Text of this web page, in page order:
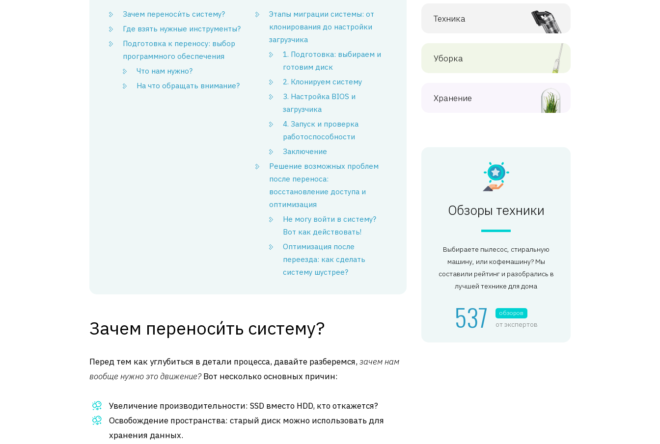
Зачем переноси́ть систему?
Где взять нужные инструменты?
Подготовка к переносу: выбор
программного обеспечения
Что нам нужно?
На что обращать внимание?
Этапы миграции системы: от
клонирования до настройки
загрузчика
1. Подготовка: выбираем и
готовим диск
2. Клонируем систему
3. Настройка BIOS и
загрузчика
4. Запуск и проверка
работоспособности
Заключение
Решение возможных проблем
после переноса:
восстановление доступа и
оптимизация
Не могу войти в систему?
Вот как действовать!
Оптимизация после
переезда: как сделать
систему шустрее?
Зачем переноси́ть систему?
Перед тем как углубиться в детали процесса, давайте разберемся,зачем нам
вообще нужно это движение?Вот несколько основных причин:
Увеличение производительности: SSD вместо HDD, кто откажется?
Освобождение пространства: старый диск можно использовать для
хранения данных.
Техника
Уборка
Хранение
Обзоры техники
Выбираете пылесос, стиральную
машину, или кофемашину? Мы
составили рейтинг и разобрались в
лучшей технике для дома
537 обзоров
от экспертов